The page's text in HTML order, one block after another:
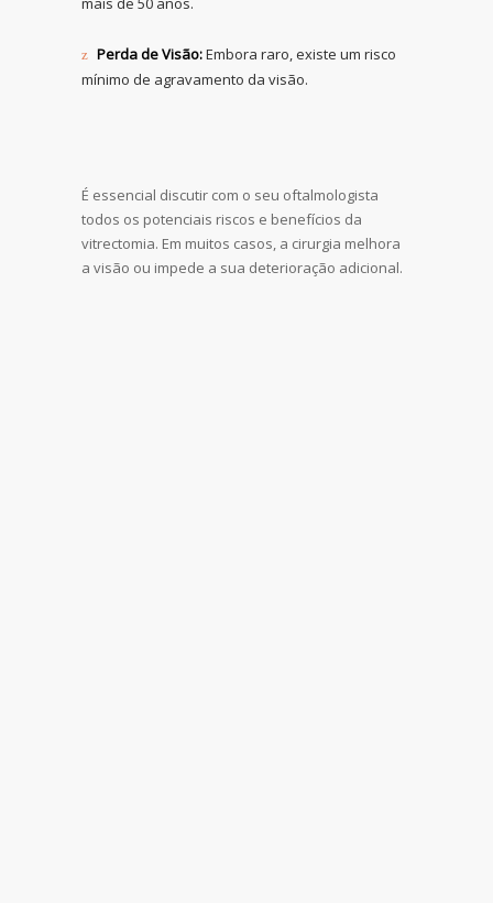
Perda de Visão:Embora raro, existe um risco
mínimo de agravamento da visão.
É essencial discutir com o seu oftalmologista
todos os potenciais riscos e benefícios da
vitrectomia. Em muitos casos, a cirurgia melhora
a visão ou impede a sua deterioração adicional.